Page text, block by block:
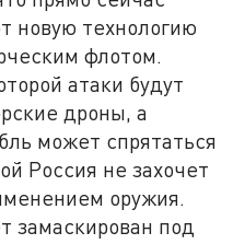
новую технологию
флотом.
атаки будут
дроны, а
может спрятаться
Россия не захочет
оружия.
замаскирован под